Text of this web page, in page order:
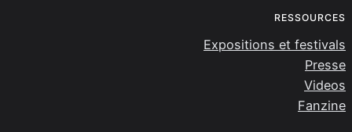
RESSOURCES
Expositions et festivals
Presse
Videos
Fanzine